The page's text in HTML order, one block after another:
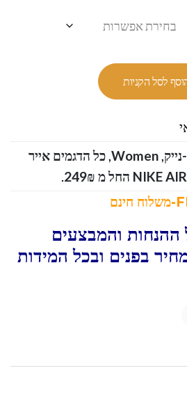
לסל הקניות
,
Women
,כל הדגמים אייר
.
והמבצעים
בפנים ובכל המידות